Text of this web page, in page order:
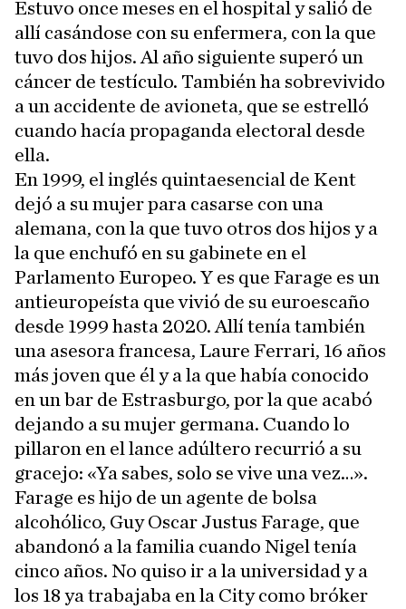
Estuvo once meses en el hospital y salió de
allí casándose con su enfermera, con la que
tuvo dos hijos. Al año siguiente superó un
cáncer de testículo. También ha sobrevivido
a un accidente de avioneta, que se estrelló
cuando hacía propaganda electoral desde
ella.
En 1999, el inglés quintaesencial de Kent
dejó a su mujer para casarse con una
alemana, con la que tuvo otros dos hijos y a
la que enchufó en su gabinete en el
Parlamento Europeo. Y es que Farage es un
antieuropeísta que vivió de su euroescaño
desde 1999 hasta 2020. Allí tenía también
una asesora francesa, Laure Ferrari, 16 años
más joven que él y a la que había conocido
en un bar de Estrasburgo, por la que acabó
dejando a su mujer germana. Cuando lo
pillaron en el lance adúltero recurrió a su
gracejo: «Ya sabes, solo se vive una vez…».
Farage es hijo de un agente de bolsa
alcohólico, Guy Oscar Justus Farage, que
abandonó a la familia cuando Nigel tenía
cinco años. No quiso ir a la universidad y a
los 18 ya trabajaba en la City como bróker